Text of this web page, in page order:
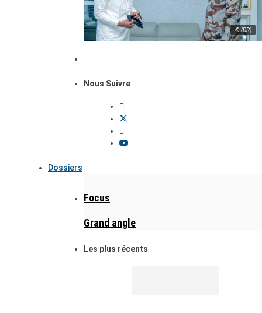
© (DR)
Nous Suivre
Dossiers
Focus
Grand angle
Les plus récents